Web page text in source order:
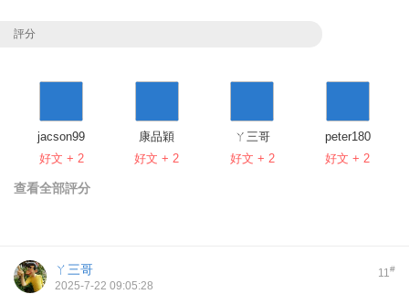
評分
jacson99
好文 + 2
康品穎
好文 + 2
ㄚ三哥
好文 + 2
peter180
好文 + 2
查看全部評分
11#
ㄚ三哥
2025-7-22 09:05:28